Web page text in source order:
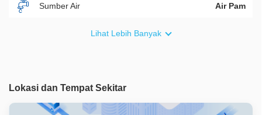
Sumber Air Air Pam
Lihat Lebih Banyak
Lokasi dan Tempat Sekitar